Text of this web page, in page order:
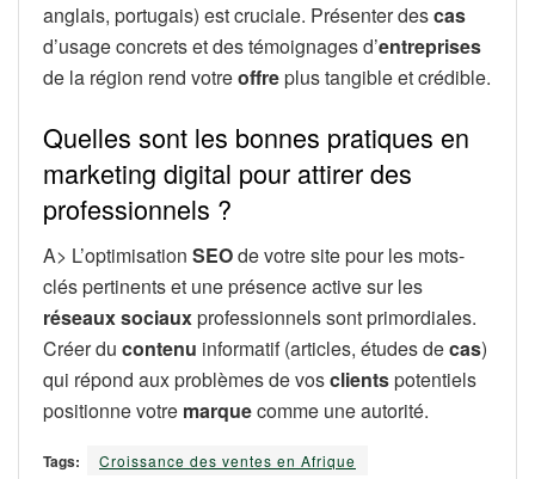
anglais, portugais) est cruciale. Présenter descas
d’usage concrets et des témoignages d’entreprises
de la région rend votreoffreplus tangible et crédible.
Quelles sont les bonnes pratiques en
marketing digital pour attirer des
professionnels ?
A> L’optimisation SEOde votre site pour les mots-
clés pertinents et une présence active sur les
réseaux sociauxprofessionnels sont primordiales.
Créer du contenu informatif (articles, études decas)
qui répond aux problèmes de vosclientspotentiels
positionne votre marquecomme une autorité.
Tags:
Croissance des ventes en Afrique